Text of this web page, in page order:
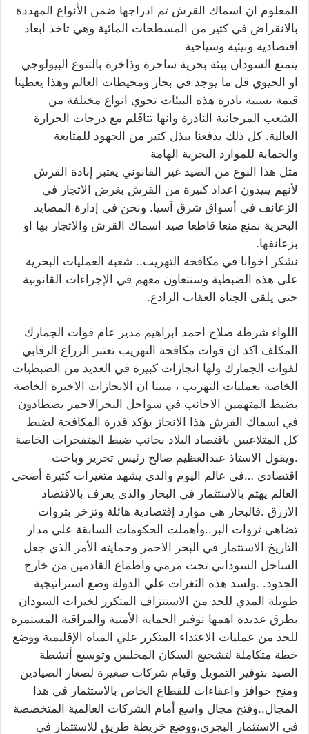
المعلوم ان اسماك القرش تم ادراجها ضمن الأنواع المهددة
بالانقراض في كتير من المسطحات المائية وهي تاخذ ابعاد
اقتصادية وبيئية وسياحية
يتمتع السودان بيئة بحرية ساحرة وذاخرة بالتنوع البيولوجي
او الحيوي قل ما يوجد في بحار ومحيطات العالم وهذا يعطينا
قيمة نسبية نادرة هذه البيئات تحوي انواع مختلفة من
الشعب المرجانية النادرة وانها تتاقَََلم مع درجات الحرارة
العالية. كل ذلك يدفعنا ببذل كتير من الجهود للمتابعة
والحماية للموارد البحرية الهامة
مثل هذا النوع من الصيد غير القانوني يعتبر إبادة القرش
لأنهم يبيدون اعداد كبيرة من القرش بغرض الاتجار في
الزعانف في أسواق شرق آسيا. ونحن في إدارة المصايد
البحرية نمنع منعا قاطعا صيد اسماك القرش والاتجار بها او
بزعانفها.
نشكر اخوانا في مكافحة التهريب.. شعبة العمليات البحرية
على هذه الضبطية وسنتعاون معهم في الإجراءات القانونية
حتى يلقى الجناة العقاب الرادع.
اللواء شرطة صلاح احمد ابراهيم مدير عام قوات الجمارك
المكلف اكد ان قوات مكافحة التهريب تعتبر الزراع الرقابي
لقوات الجمارك ولها انجازات كبيرة في العديد من الضبطيات
الخاصة بعمليات التهريب ، مبينا ان الانجازات الاخيرة الخاصة
بضبط المتهمين الاجانب في سواحل البحرالاحمر يصطادون
في اسماك القرش هذا الانجاز يؤكد قدرة المكافحة لضبط
كل المتلاعبين باقتصاد البلاد بجانب ضبط المتفجرات الخاصة
.ويقول الاستاذ عبدالعظيم صالح رئيس تحرير وباحث
اقتصادي …في عالم اليوم والذي يشهد متغيرات كثيرة أضحي
العالم يهتم بالاستثمار في البحار والذي يعرف بالاقتصاد
الازرق .فالبحار هي موارد إقتصادية هائلة وتزخر بثروات
تضاهي ثروات البر..وأهملت الحكومات السابقة علي مدار
التاريخ الاستثمار في البحر الاحمر وحمايته الأمر الذي جعل
الساحل السوداني تحت مرمي واطماع القادمين من خارج
الحدود. .ولسد هذه الثغرات علي الدولة وضع استراتيجية
طويلة المدي للحد من الاستنزاف المتكرر لخيرات السودان
بطرق عديدة اهمها توفير الحماية الأمنية والمراقبة المستمرة
للحد من عمليات الاعتداء المتكرر علي المياه الإقليمية ووضع
خطة متكاملة لتشجيع السكان المحليين وتوسيع أنشطة
الصيد بتوفير التمويل وقيام شركات صغيرة لصغار الصيادين
ومنح حوافز واعفاءات للقطاع الخاص بالاستثمار في هذا
المجال..وفتح مجال واسع أمام الشركات العالمية المتخصصة
في الاستثمار البجري،ووضع خريطة طريق للاستثمار في